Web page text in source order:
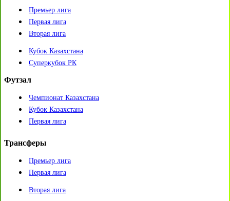
Премьер лига
Первая лига
Вторая лига
Кубок Казахстана
Суперкубок РК
Футзал
Чемпионат Казахстана
Кубок Казахстана
Первая лига
Трансферы
Премьер лига
Первая лига
Вторая лига